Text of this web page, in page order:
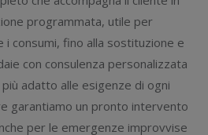
programmata, utile per
consumi, fino alla sostituzione e
con consulenza personalizzata
adatto alle esigenze di ogni
garantiamo un pronto intervento
per le emergenze improvvise